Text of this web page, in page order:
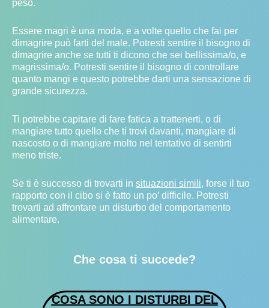
peso.
Essere magri è una moda, e a volte quello che fai per
dimagrire può farti del male. Potresti sentire il bisogno di
dimagrire anche se tutti ti dicono che sei bellissima/o, e
magrissima/o. Potresti sentire il bisogno di controllare
quanto mangi e questo potrebbe darti una sensazione di
grande sicurezza.
Ti potrebbe capitare di fare fatica a trattenerti, o di
mangiare tutto quello che ti trovi davanti, mangiare di
nascosto o di mangiare molto nel tentativo di sentirti
meno triste.
Se ti è successo di trovarti in situazioni simili, forse il tuo
rapporto con il cibo si è fatto un po’ difficile. Potresti
trovarti ad affrontare un disturbo del comportamento
alimentare.
Che cosa ti succede?
COSA SONO I DISTURBI DEL